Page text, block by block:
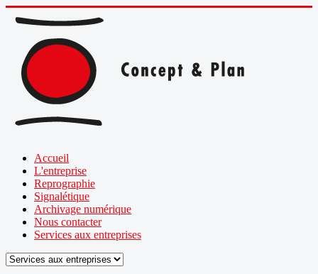
Accueil
L'entreprise
Reprographie
Signalétique
Archivage numérique
Nous contacter
Services aux entreprises